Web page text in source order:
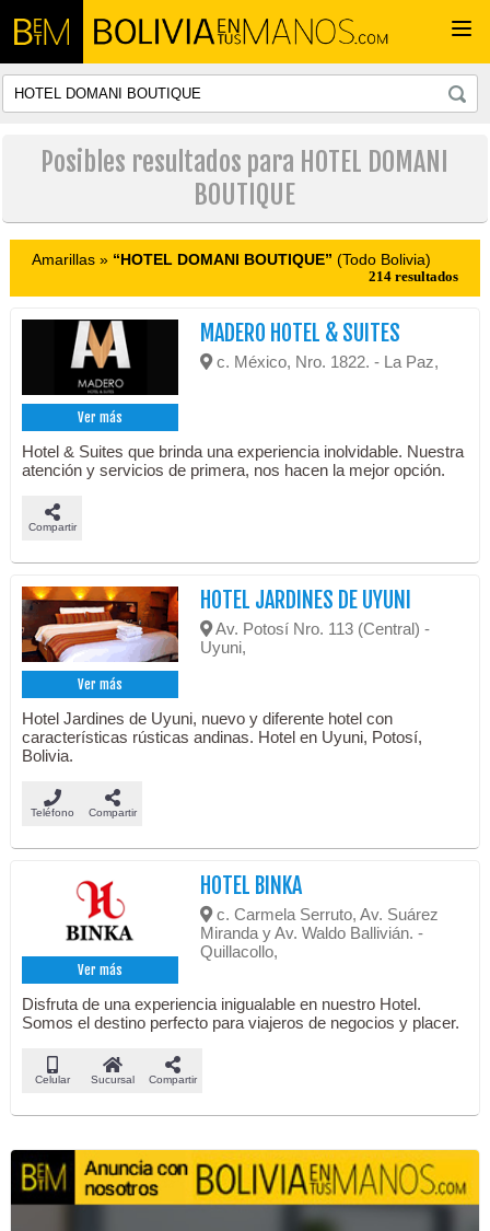
Posibles resultados para HOTEL DOMANI
BOUTIQUE
Amarillas » “HOTEL DOMANI BOUTIQUE” (Todo Bolivia)
214 resultados
Ver más
MADERO HOTEL & SUITES
c. México, Nro. 1822. - La Paz,
Hotel & Suites que brinda una experiencia inolvidable. Nuestra
atención y servicios de primera, nos hacen la mejor opción.
Compartir
Ver más
HOTEL JARDINES DE UYUNI
Av. Potosí Nro. 113 (Central) -
Uyuni,
Hotel Jardines de Uyuni, nuevo y diferente hotel con
características rústicas andinas. Hotel en Uyuni, Potosí,
Bolivia.
Teléfono Compartir
Ver más
HOTEL BINKA
c. Carmela Serruto, Av. Suárez
Miranda y Av. Waldo Ballivián. -
Quillacollo,
Disfruta de una experiencia inigualable en nuestro Hotel.
Somos el destino perfecto para viajeros de negocios y placer.
Celular Sucursal Compartir